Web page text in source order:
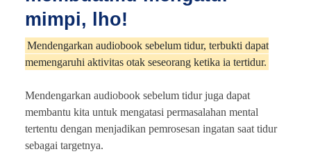
mimpi, lho!
Mendengarkan audiobook sebelum tidur, terbukti dapat
memengaruhi aktivitas otak seseorang ketika ia tertidur.
Mendengarkan audiobook sebelum tidur juga dapat
membantu kita untuk mengatasi permasalahan mental
tertentu dengan menjadikan pemrosesan ingatan saat tidur
sebagai targetnya.